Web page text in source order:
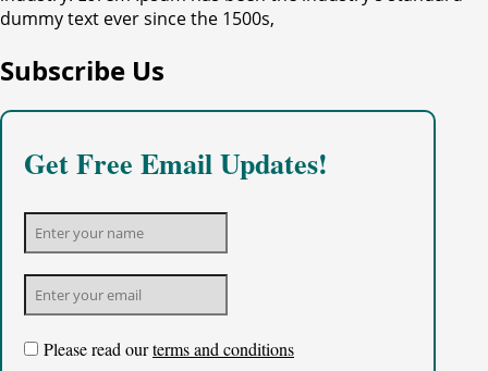
dummy text ever since the 1500s,
Subscribe Us
Get Free Email Updates!
Please read ourterms and conditions